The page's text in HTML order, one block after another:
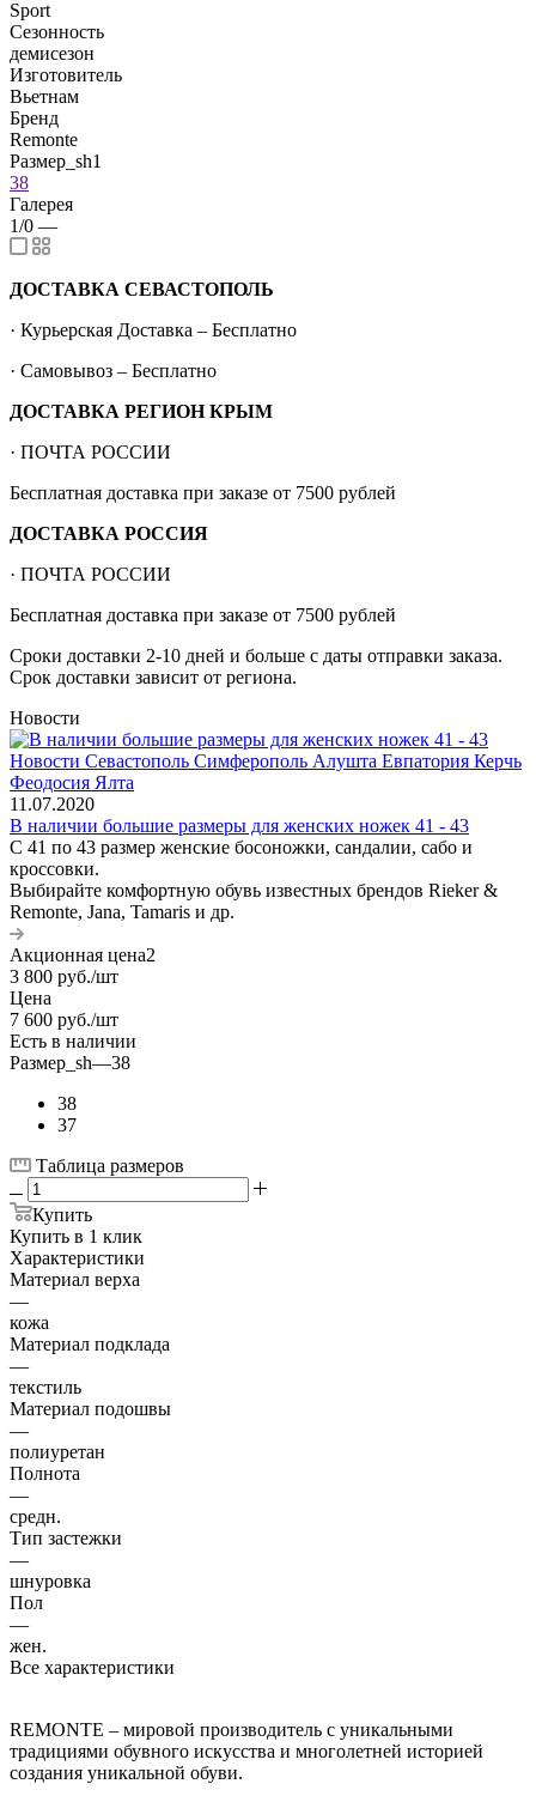
Sport
Сезонность
демисезон
Изготовитель
Вьетнам
Бренд
Remonte
Размер_sh1
38
Галерея
1/0 —
ДОСТАВКА СЕВАСТОПОЛЬ
· Курьерская Доставка – Бесплатно
· Самовывоз – Бесплатно
ДОСТАВКА РЕГИОН КРЫМ
· ПОЧТА РОССИИ
Бесплатная доставка при заказе от 7500 рублей
ДОСТАВКА РОССИЯ
· ПОЧТА РОССИИ
Бесплатная доставка при заказе от 7500 рублей
Сроки доставки 2-10 дней и больше с даты отправки заказа.
Срок доставки зависит от региона.
Новости
11.07.2020
В наличии большие размеры для женских ножек 41 - 43
С 41 по 43 размер женские босоножки, сандалии, сабо и
кроссовки.
Выбирайте комфортную обувь известных брендов Rieker &
Remonte, Jana, Tamaris и др.
Акционная цена2
3 800 руб./шт
Цена
7 600 руб./шт
Есть в наличии
Размер_sh—38
38
37
Таблица размеров
Купить
Купить в 1 клик
Характеристики
Материал верха
—
кожа
Материал подклада
—
текстиль
Материал подошвы
—
полиуретан
Полнота
—
средн.
Тип застежки
—
шнуровка
Пол
—
жен.
Все характеристики
REMONTE – мировой производитель с уникальными
традициями обувного искусства и многолетней историей
создания уникальной обуви.